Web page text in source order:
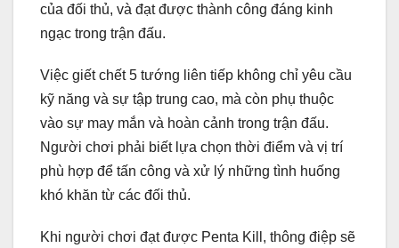
của đối thủ, và đạt được thành công đáng kinh
ngạc trong trận đấu.
Việc giết chết 5 tướng liên tiếp không chỉ yêu cầu
kỹ năng và sự tập trung cao, mà còn phụ thuộc
vào sự may mắn và hoàn cảnh trong trận đấu.
Người chơi phải biết lựa chọn thời điểm và vị trí
phù hợp để tấn công và xử lý những tình huống
khó khăn từ các đối thủ.
Khi người chơi đạt được Penta Kill, thông điệp sẽ